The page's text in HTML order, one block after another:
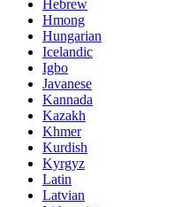
Hebrew
Hmong
Hungarian
Icelandic
Igbo
Javanese
Kannada
Kazakh
Khmer
Kurdish
Kyrgyz
Latin
Latvian